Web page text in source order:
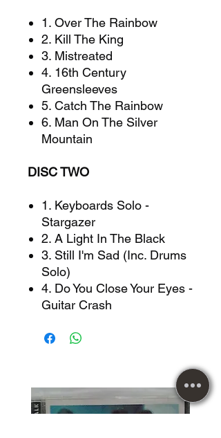
1. Over The Rainbow
2. Kill The King
3. Mistreated
4. 16th Century
Greensleeves
5. Catch The Rainbow
6. Man On The Silver
Mountain
DISC TWO
1. Keyboards Solo -
Stargazer
2. A Light In The Black
3. Still I'm Sad (Inc. Drums
Solo)
4. Do You Close Your Eyes -
Guitar Crash